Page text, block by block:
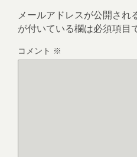
メールアドレスが公開され
が付いている欄は必須項目
コメント ※